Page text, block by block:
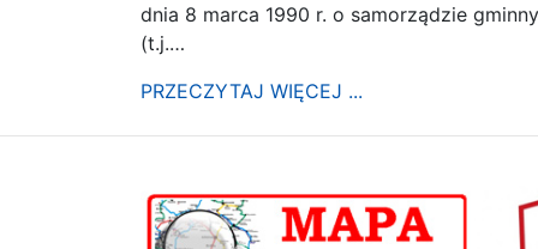
dnia 8 marca 1990 r. o samorządzie
(t.j.…
PRZECZYTAJ WIĘCEJ ...